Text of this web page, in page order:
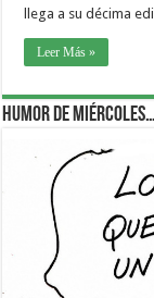
llega a su décima
Leer Más »
Humor de Miércoles…